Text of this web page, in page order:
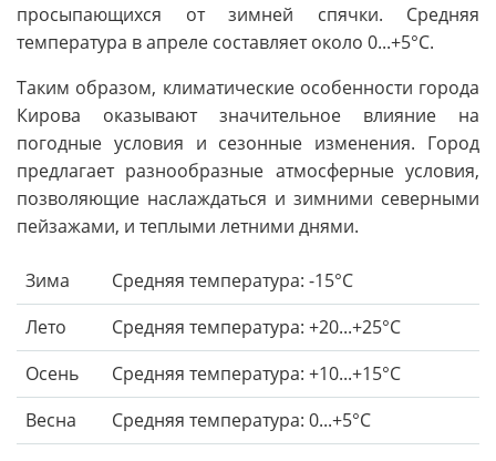
просыпающихся от зимней спячки. Средняя
температура в апреле составляет около 0...+5°C.
Таким образом, климатические особенности города
Кирова оказывают значительное влияние на
погодные условия и сезонные изменения. Город
предлагает разнообразные атмосферные условия,
позволяющие наслаждаться и зимними северными
пейзажами, и теплыми летними днями.
Зима
Средняя температура: -15°C
Лето
Средняя температура: +20...+25°C
Осень
Средняя температура: +10...+15°C
Весна
Средняя температура: 0...+5°C